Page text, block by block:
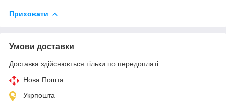
Приховати
Умови доставки
Доставка здійснюється тільки по передоплаті.
Нова Пошта
Укрпошта